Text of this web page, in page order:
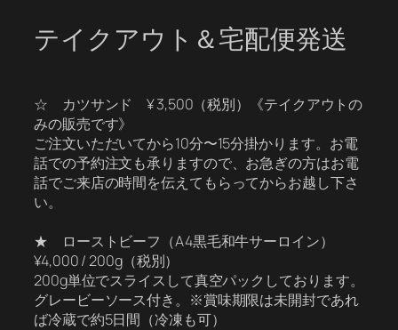
テイクアウト＆宅配便発送
☆ カツサンド ¥ 3,500（税別）《テイクアウトの
みの販売です》
ご注文いただいてから10分〜15分掛かります。お電
話での予約注文も承りますので、お急ぎの方はお電
話でご来店の時間を伝えてもらってからお越し下さ
い。
★ ローストビーフ（A4黒毛和牛サーロイン）
¥4,000 / 200g（税別）
200g単位でスライスして真空パックしております。
グレービーソース付き。※賞味期限は未開封であれ
ば冷蔵で約5日間（冷凍も可）